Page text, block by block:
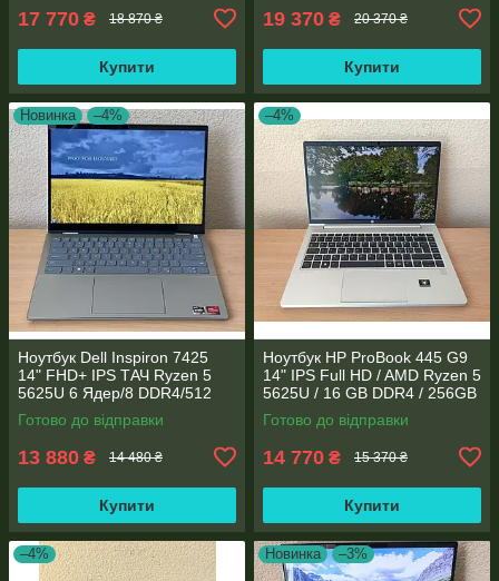
17 770 ₴ 18 870 ₴
Купити
19 370 ₴ 20 370 ₴
Купити
Новинка –4%
Ноутбук Dell Inspiron 7425
14" FHD+ IPS TАЧ Ryzen 5
5625U 6 Ядер/8 DDR4/512
SSD M.2/Radeon RX Vega
7/Type-C PD
Готово до відправки
13 880 ₴ 14 480 ₴
Купити
–4%
Ноутбук HP ProBook 445 G9
14" IPS Full HD / AMD Ryzen 5
5625U / 16 GB DDR4 / 256GB
SSD M.2 / AMD Radeon RX
Vega 7 / WebCam
Готово до відправки
14 770 ₴ 15 370 ₴
Купити
–4% Новинка –3%